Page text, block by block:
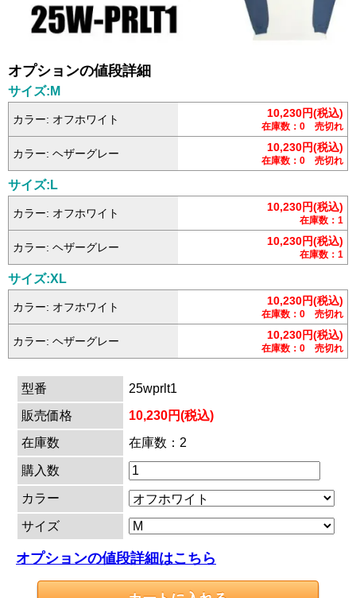
オプションの値段詳細
サイズ:M
カラー: オフホワイト 10,230円(税込)
在庫数：0 売切れ
カラー: ヘザーグレー 10,230円(税込)
在庫数：0 売切れ
サイズ:L
カラー: オフホワイト 10,230円(税込)
在庫数：1
カラー: ヘザーグレー 10,230円(税込)
在庫数：1
サイズ:XL
カラー: オフホワイト 10,230円(税込)
在庫数：0 売切れ
カラー: ヘザーグレー 10,230円(税込)
在庫数：0 売切れ
型番
25wprlt1
販売価格
10,230円(税込)
在庫数
在庫数：2
購入数
カラー
サイズ
オプションの値段詳細はこちら